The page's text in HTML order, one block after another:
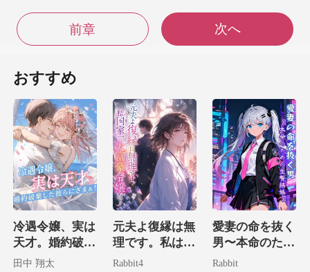
一ヶ月
ー
き出し、付近の宮殿を
西陵一族の祖先であるカレ
前章 次へ
おすすめ
冷遇令嬢、実は
天才。婚約破棄
した彼らにざま
田中 翔太
元夫よ復縁は無
理です。私は国
家一の大富豪令
Rabbit4
愛妻の命を抜く
男〜本命のため
の生贄結婚〜
Rabbit